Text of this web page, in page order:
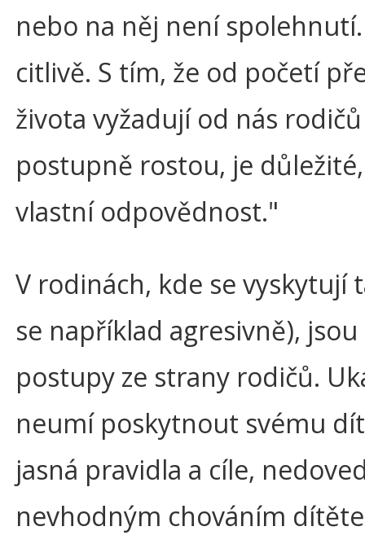
nebo na něj není
citlivě. S tím, že od početí
života vyžadují od nás
postupně rostou, je
vlastní odpovědnost."
V rodinách, kde se
se například agresivně),
postupy ze strany rodičů.
neumí poskytnout svému
jasná pravidla a cíle,
nevhodným chováním